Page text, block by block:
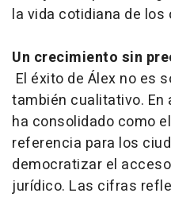
la vida cotidiana de los
Un crecimiento sin
El éxito de Álex no es
también cualitativo. En
ha consolidado como
referencia para los
democratizar el
jurídico. Las cifras